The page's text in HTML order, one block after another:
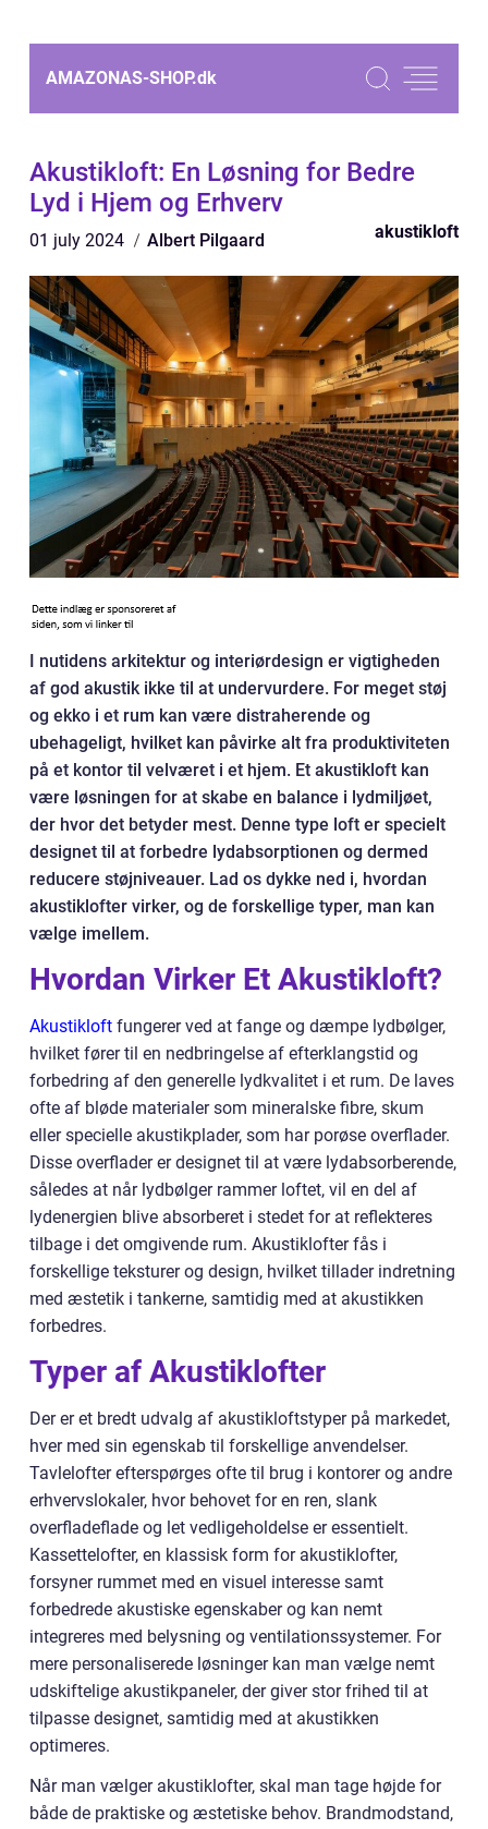
AMAZONAS-SHOP.dk
Akustikloft: En Løsning for Bedre
Lyd i Hjem og Erhverv
01 july 2024 Albert Pilgaard akustikloft
I nutidens arkitektur og interiørdesign er vigtigheden
af god akustik ikke til at undervurdere. For meget støj
og ekko i et rum kan være distraherende og
ubehageligt, hvilket kan påvirke alt fra produktiviteten
på et kontor til velværet i et hjem. Et akustikloft kan
være løsningen for at skabe en balance i lydmiljøet,
der hvor det betyder mest. Denne type loft er specielt
designet til at forbedre lydabsorptionen og dermed
reducere støjniveauer. Lad os dykke ned i, hvordan
akustiklofter virker, og de forskellige typer, man kan
vælge imellem.
Hvordan Virker Et Akustikloft?
Akustikloft fungerer ved at fange og dæmpe lydbølger,
hvilket fører til en nedbringelse af efterklangstid og
forbedring af den generelle lydkvalitet i et rum. De laves
ofte af bløde materialer som mineralske fibre, skum
eller specielle akustikplader, som har porøse overflader.
Disse overflader er designet til at være lydabsorberende,
således at når lydbølger rammer loftet, vil en del af
lydenergien blive absorberet i stedet for at reflekteres
tilbage i det omgivende rum. Akustiklofter fås i
forskellige teksturer og design, hvilket tillader indretning
med æstetik i tankerne, samtidig med at akustikken
forbedres.
Typer af Akustiklofter
Der er et bredt udvalg af akustikloftstyper på markedet,
hver med sin egenskab til forskellige anvendelser.
Tavlelofter efterspørges ofte til brug i kontorer og andre
erhvervslokaler, hvor behovet for en ren, slank
overfladeflade og let vedligeholdelse er essentielt.
Kassettelofter, en klassisk form for akustiklofter,
forsyner rummet med en visuel interesse samt
forbedrede akustiske egenskaber og kan nemt
integreres med belysning og ventilationssystemer. For
mere personaliserede løsninger kan man vælge nemt
udskiftelige akustikpaneler, der giver stor frihed til at
tilpasse designet, samtidig med at akustikken
optimeres.
Når man vælger akustiklofter, skal man tage højde for
både de praktiske og æstetiske behov. Brandmodstand,